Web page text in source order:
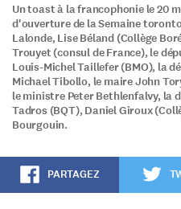
Un toast à la francophonie le 20
d'ouverture de la Semaine
Lalonde, Lise Béland (Collège
Trouyet (consul de France), le
Louis-Michel Taillefer (BMO), la
Michael Tibollo, le maire John
le ministre Peter Bethlenfalvy, la
Tadros (BQT), Daniel Giroux
Bourgouin.
PARTAGEZ